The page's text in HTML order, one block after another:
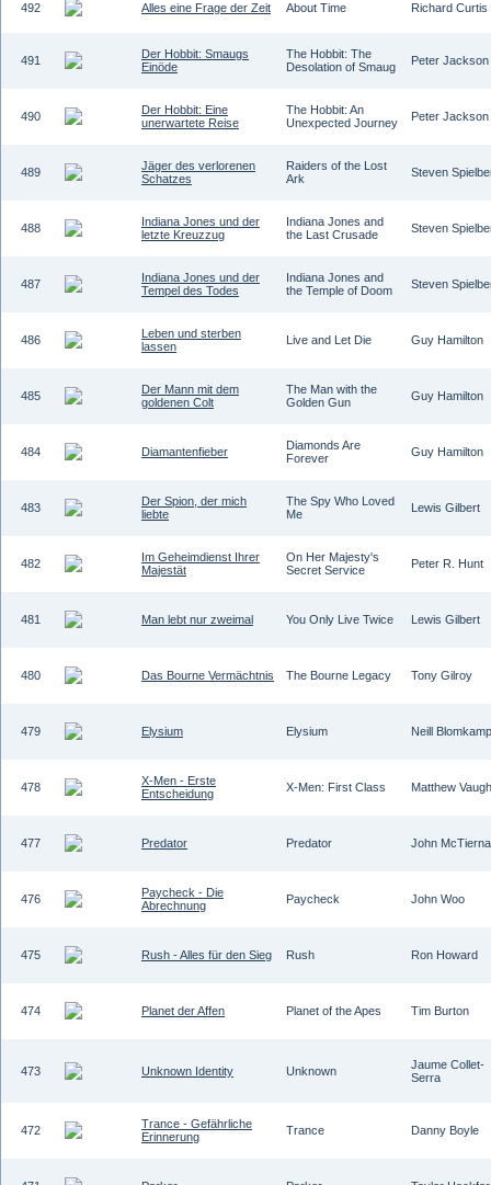
492 Alles eine Frage der Zeit About Time Richard Curtis
491
Der Hobbit: Smaugs
Einöde
The Hobbit: The
Desolation of Smaug
Peter Jackson
490
Der Hobbit: Eine
unerwartete Reise
The Hobbit: An
Unexpected Journey
Peter Jackson
489
Jäger des verlorenen
Schatzes
Raiders of the Lost
Ark
Steven
488
Indiana Jones und der
letzte Kreuzzug
Indiana Jones and
the Last Crusade
Steven
487
Indiana Jones und der
Tempel des Todes
Indiana Jones and
the Temple of Doom
Steven
486
Leben und sterben
lassen
Live and Let Die Guy Hamilton
485
Der Mann mit dem
goldenen Colt
The Man with the
Golden Gun
Guy Hamilton
484 Diamantenfieber
Diamonds Are
Forever
Guy Hamilton
483
Der Spion, der mich
liebte
The Spy Who Loved
Me
Lewis Gilbert
482
Im Geheimdienst Ihrer
Majestät
On Her Majesty's
Secret Service
Peter R. Hunt
481 Man lebt nur zweimal You Only Live Twice Lewis Gilbert
480 Das Bourne Vermächtnis The Bourne Legacy Tony Gilroy
479 Elysium Elysium Neill Blomkamp
478
X-Men - Erste
Entscheidung
X-Men: First Class Matthew
477 Predator Predator John
476
Paycheck - Die
Abrechnung
Paycheck John Woo
475 Rush - Alles für den Sieg Rush Ron Howard
474 Planet der Affen Planet of the Apes Tim Burton
473 Unknown Identity Unknown
Jaume Collet-
Serra
472
Trance - Gefährliche
Erinnerung
Trance Danny Boyle